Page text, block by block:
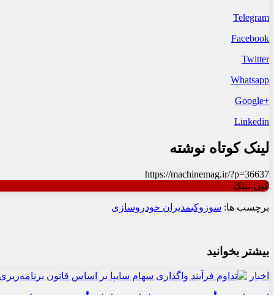
Telegram
Facebook
Twitter
Whatsapp
+Google
Linkedin
لینک کوتاه نوشته
https://machinemag.ir/?p=36637
کپی لینک
برچسب ها: سوزوکیمدیران خودروسازی
بیشتر بخوانید
اخبار